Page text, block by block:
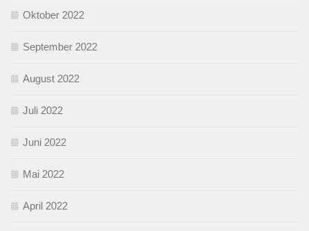
Oktober 2022
September 2022
August 2022
Juli 2022
Juni 2022
Mai 2022
April 2022